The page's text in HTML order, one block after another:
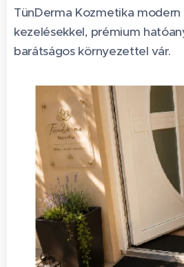
TünDerma Kozmetika
kezelésekkel, prémium
barátságos környezettel vár.